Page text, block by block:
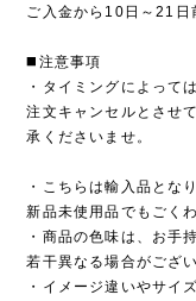
ご入金から10日～21日
◼️注意事項
・タイミングによって
注文キャンセルとさせ
承くださいませ。
・こちらは輸入品とな
新品未使用品でもごく
・商品の色味は、お手
若干異なる場合がござい
・イメージ違いやサイ